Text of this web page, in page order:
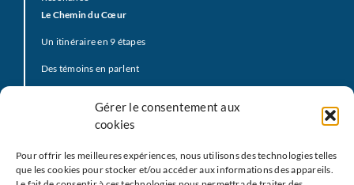
Gérer le consentement aux
cookies
Pour offrir les meilleures expériences, nous utilisons des technologies telles
que les cookies pour stocker et/ou accéder aux informations des appareils.
Le Chemin du Cœur
Un itinéraire en 9 étapes
Des témoins en parlent
La Vidéo du Pape
Prier avec la Parole de Dieu